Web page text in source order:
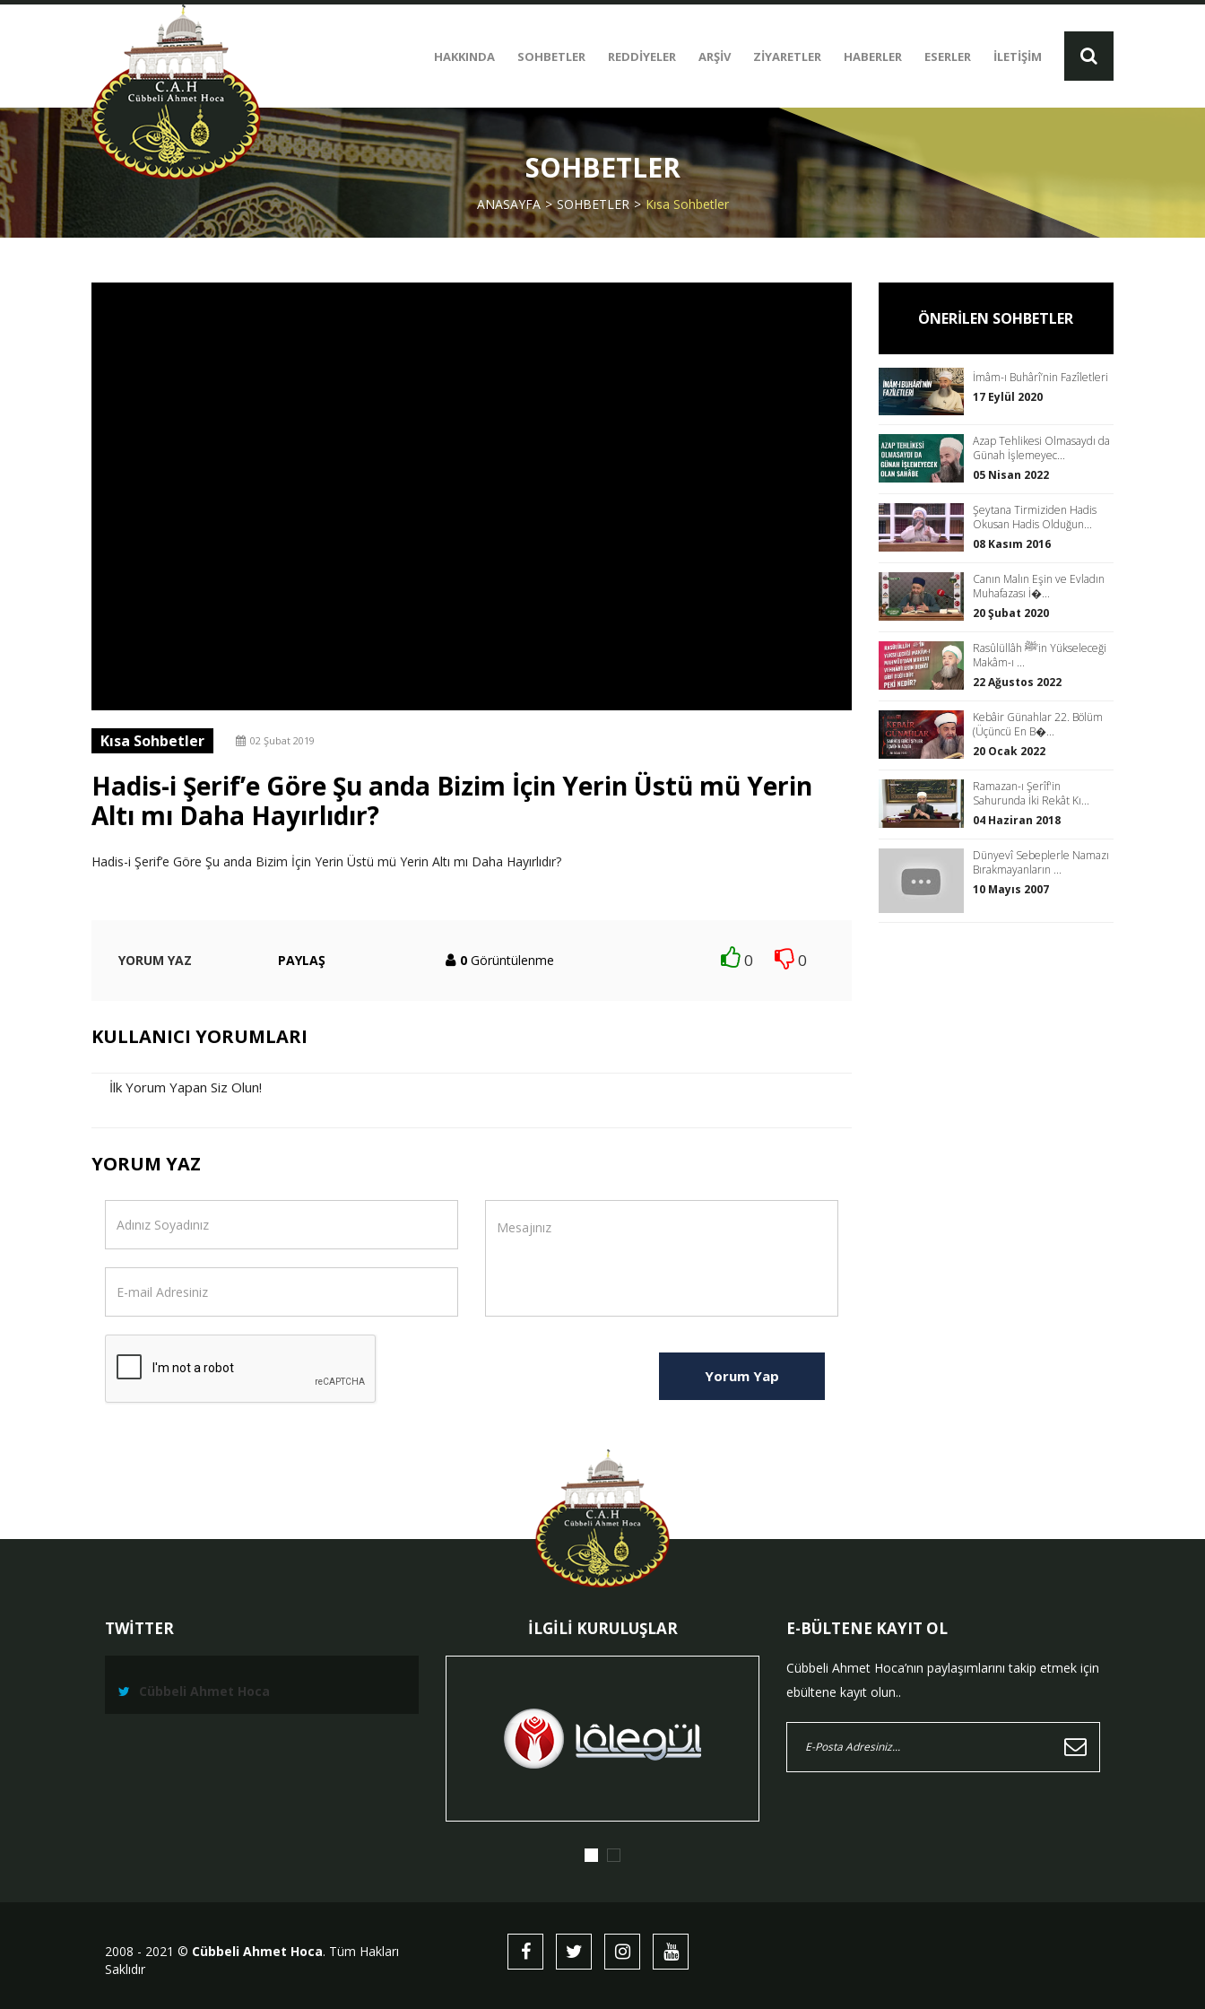
HAKKINDA SOHBETLER REDDİYELER ARŞİV ZİYARETLER HABERLER ESERLER İLETİŞİM
SOHBETLER
ANASAYFA SOHBETLER Kısa Sohbetler
Kısa Sohbetler 02 Şubat 2019
Hadis-i Şerif’e Göre Şu anda Bizim İçin Yerin Üstü mü Yerin
Altı mı Daha Hayırlıdır?
Hadis-i Şerif’e Göre Şu anda Bizim İçin Yerin Üstü mü Yerin Altı mı Daha Hayırlıdır?
YORUM YAZ PAYLAŞ 0 Görüntülenme 0 0
KULLANICI YORUMLARI
İlk Yorum Yapan Siz Olun!
YORUM YAZ
Yorum Yap
ÖNERİLEN SOHBETLER
İmâm-ı Buhârî’nin Fazîletleri
17 Eylül 2020
Azap Tehlikesi Olmasaydı da
Günah İşlemeyec...
05 Nisan 2022
Şeytana Tirmiziden Hadis
Okusan Hadis Olduğun...
08 Kasım 2016
Canın Malın Eşin ve Evladın
Muhafazası İ�...
20 Şubat 2020
Rasûlüllâh ﷺ’in Yükseleceği
Makâm-ı ...
22 Ağustos 2022
Kebâir Günahlar 22. Bölüm
(Üçüncü En B�...
20 Ocak 2022
Ramazan-ı Şerîf'in
Sahurunda İki Rekât Kı...
04 Haziran 2018
Dünyevî Sebeplerle Namazı
Bırakmayanların ...
10 Mayıs 2007
TWİTTER
Cübbeli Ahmet Hoca
İLGİLİ KURULUŞLAR E-BÜLTENE KAYIT OL
Cübbeli Ahmet Hoca’nın paylaşımlarını takip etmek için
ebültene kayıt olun..
2008 - 2021 © Cübbeli Ahmet Hoca. Tüm Hakları
Saklıdır